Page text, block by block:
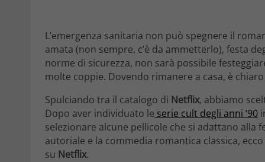
L’emergenza sanitaria non può spegnere il
amata (non sempre, c’è da ammetterlo), festa
norme di sicurezza, non sarà possibile
molte coppie. Dovendo rimanere a casa, è
Spulciando tra il catalogo di Netflix, abbiamo
Dopo aver individuato le serie cult degli anni ’90
selezionare alcune pellicole che si adattano alla
autoriale e la commedia romantica classica,
su Netflix.